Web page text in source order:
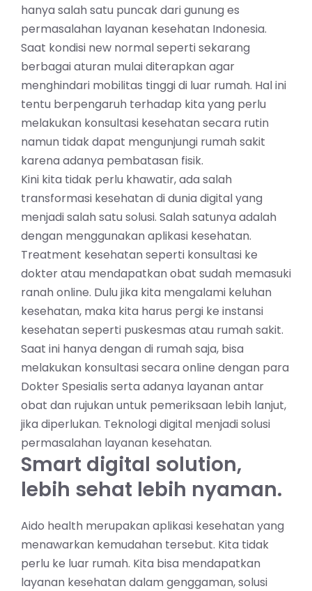
hanya salah satu puncak dari gunung es
permasalahan layanan kesehatan Indonesia.
Saat kondisi new normal seperti sekarang
berbagai aturan mulai diterapkan agar
menghindari mobilitas tinggi di luar rumah. Hal ini
tentu berpengaruh terhadap kita yang perlu
melakukan konsultasi kesehatan secara rutin
namun tidak dapat mengunjungi rumah sakit
karena adanya pembatasan fisik.
Kini kita tidak perlu khawatir, ada salah
transformasi kesehatan di dunia digital yang
menjadi salah satu solusi. Salah satunya adalah
dengan menggunakan aplikasi kesehatan.
Treatment kesehatan seperti konsultasi ke
dokter atau mendapatkan obat sudah memasuki
ranah online. Dulu jika kita mengalami keluhan
kesehatan, maka kita harus pergi ke instansi
kesehatan seperti puskesmas atau rumah sakit.
Saat ini hanya dengan di rumah saja, bisa
melakukan konsultasi secara online dengan para
Dokter Spesialis serta adanya layanan antar
obat dan rujukan untuk pemeriksaan lebih lanjut,
jika diperlukan. Teknologi digital menjadi solusi
permasalahan layanan kesehatan.
Smart digital solution,
lebih sehat lebih nyaman.
Aido health merupakan aplikasi kesehatan yang
menawarkan kemudahan tersebut. Kita tidak
perlu ke luar rumah. Kita bisa mendapatkan
layanan kesehatan dalam genggaman, solusi